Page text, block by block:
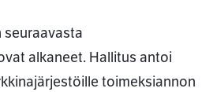
seuraavasta
alkaneet. Hallitus antoi
toimeksiannon